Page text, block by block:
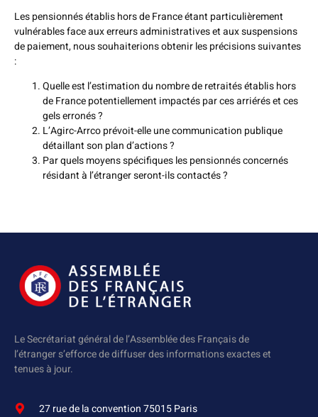
Les pensionnés établis hors de France étant particulièrement
vulnérables face aux erreurs administratives et aux suspensions
de paiement, nous souhaiterions obtenir les précisions suivantes
:
Quelle est l’estimation du nombre de retraités établis hors
de France potentiellement impactés par ces arriérés et ces
gels erronés ?
L’Agirc-Arrco prévoit-elle une communication publique
détaillant son plan d’actions ?
Par quels moyens spécifiques les pensionnés concernés
résidant à l’étranger seront-ils contactés ?
Le Secrétariat général de l’Assemblée des Français de
l’étranger s’efforce de diffuser des informations exactes et
tenues à jour.
27 rue de la convention 75015 Paris